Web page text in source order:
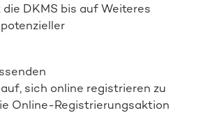
DKMS bis auf Weiteres
sich online registrieren zu
Online-Registrierungsaktion